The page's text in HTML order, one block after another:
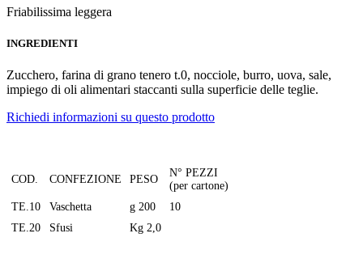
Friabilissima leggera
INGREDIENTI
Zucchero, farina di grano tenero t.0, nocciole, burro, uova, sale,
impiego di oli alimentari staccanti sulla superficie delle teglie.
Richiedi informazioni su questo prodotto
COD. CONFEZIONE PESO
N° PEZZI
(per cartone)
TE.10
Vaschetta g 200
10
TE.20
Sfusi Kg 2,0